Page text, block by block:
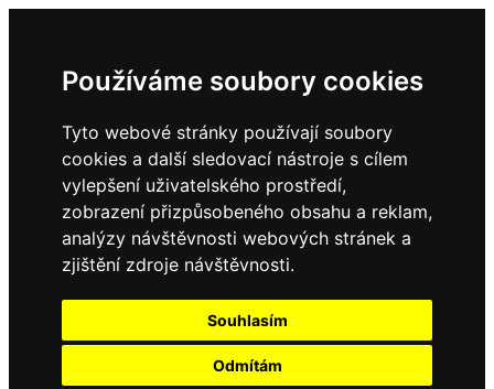
Používáme soubory cookies
Tyto webové stránky používají soubory
cookies a další sledovací nástroje s cílem
vylepšení uživatelského prostředí,
zobrazení přizpůsobeného obsahu a reklam,
analýzy návštěvnosti webových stránek a
zjištění zdroje návštěvnosti.
Souhlasím
Odmítám